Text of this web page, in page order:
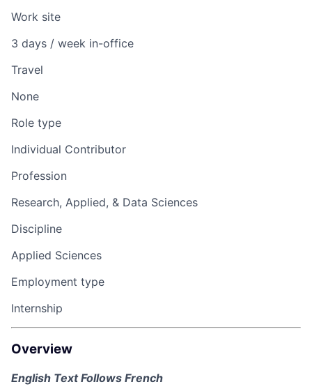
Work site
3 days / week in-office
Travel
None
Role type
Individual Contributor
Profession
Research, Applied, & Data Sciences
Discipline
Applied Sciences
Employment type
Internship
Overview
English Text Follows French